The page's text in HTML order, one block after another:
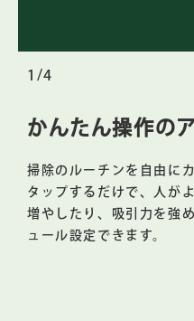
1/4
かんたん操作の
掃除のルーチンを自由に
タップするだけで、人が
増やしたり、吸引力を強
ュール設定できます。